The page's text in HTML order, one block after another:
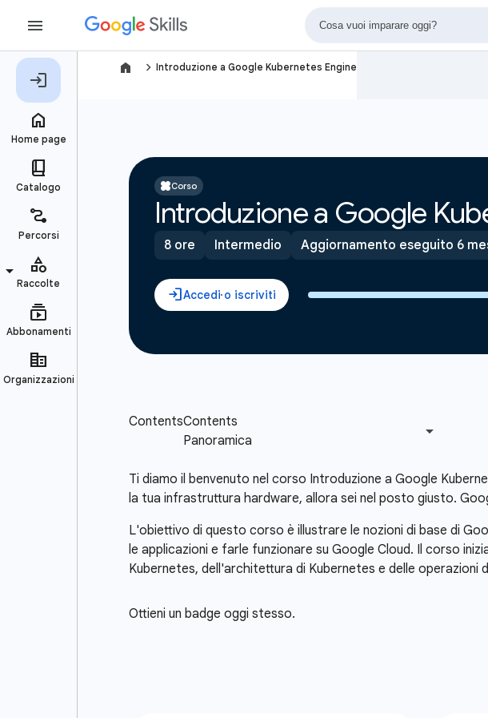
navigate_next Introduzione a Google Kubernetes Engine
Corso
Introduzione a Google
8 ore Intermedio Aggiornamento eseguito 6
Ti diamo il benvenuto nel corso Introduzione a Google
la tua infrastruttura hardware, allora sei nel posto giusto.
L'obiettivo di questo corso è illustrare le nozioni di base di
le applicazioni e farle funzionare su Google Cloud. Il corso
Kubernetes, dell'architettura di Kubernetes e delle operazioni
Ottieni un badge oggi stesso.